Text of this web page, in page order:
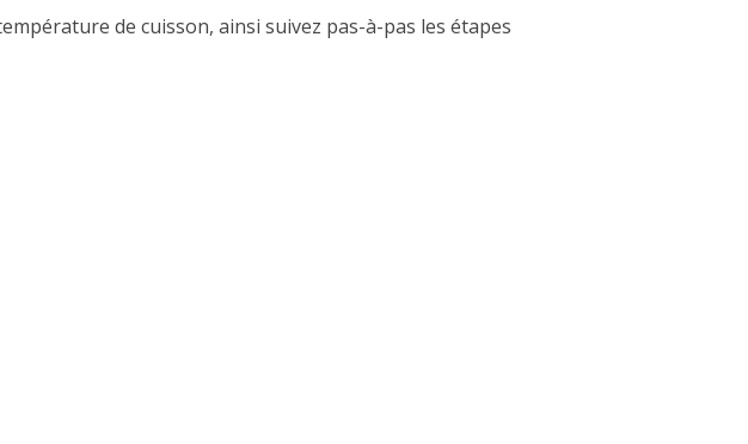
de cuisson, ainsi suivez pas-à-pas les étapes